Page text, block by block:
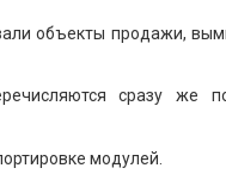
объекты продажи,
сразу же
модулей.